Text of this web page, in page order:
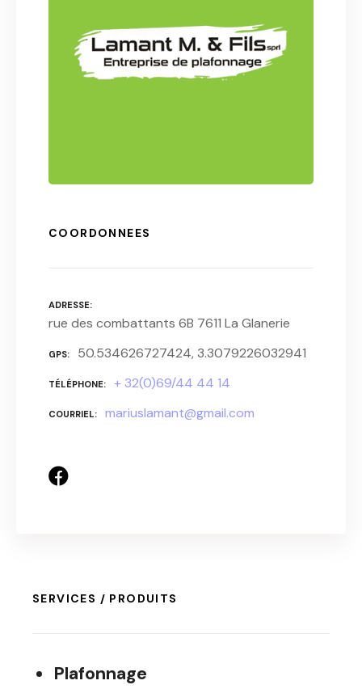
COORDONNEES
ADRESSE
rue des combattants 6B 7611 La Glanerie
GPS 50.534626727424, 3.3079226032941
TÉLÉPHONE + 32(0)69/44 44 14
COURRIEL mariuslamant@gmail.com
SERVICES / PRODUITS
Plafonnage